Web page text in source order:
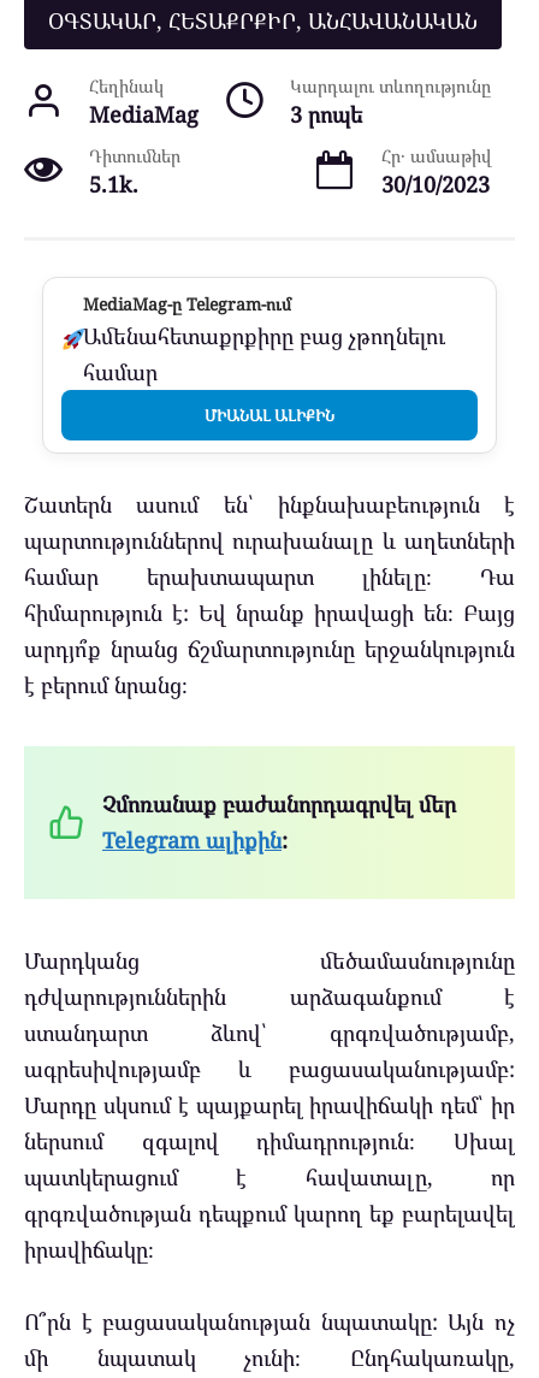
ՕԳՏԱԿԱՐ, ՀԵՏԱՔՐՔԻՐ, ԱՆՀԱՎԱՆԱԿԱՆ
Հեղինակ
MediaMag
Կարդալու տևողությունը
3 րոպե
Դիտումներ
5.1k.
Հր․ ամսաթիվ
30/10/2023
MediaMag-ը Telegram-ում
Ամենահետաքրքիրը բաց չթողնելու
համար
ՄԻԱՆԱԼ ԱԼԻՔԻՆ
Շատերն ասում են՝ ինքնախաբեություն է
պարտություններով ուրախանալը և աղետների
համար երախտապարտ լինելը։ Դա
հիմարություն է: Եվ նրանք իրավացի են։ Բայց
արդյո՞ք նրանց ճշմարտությունը երջանկություն
է բերում նրանց։
Չմոռանաք բաժանորդագրվել մեր
Telegram ալիքին:
Մարդկանց մեծամասնությունը
դժվարություններին արձագանքում է
ստանդարտ ձևով՝ գրգռվածությամբ,
ագրեսիվությամբ և բացասականությամբ:
Մարդը սկսում է պայքարել իրավիճակի դեմ՝ իր
ներսում զգալով դիմադրություն։ Սխալ
պատկերացում է հավատալը, որ
գրգռվածության դեպքում կարող եք բարելավել
իրավիճակը։
Ո՞րն է բացասականության նպատակը: Այն ոչ
մի նպատակ չունի։ Ընդհակառակը,